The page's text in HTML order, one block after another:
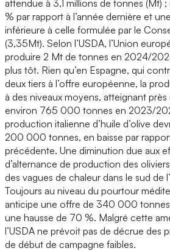
attendue à 3,1 millions de tonnes (Mt)
% par rapport à l’année dernière et
inférieure à celle formulée par le
(3,35Mt). Selon l’USDA, l’Union
produire 2 Mt de tonnes en 2024/
plus tôt. Rien qu’en Espagne, qui
deux tiers à l’offre européenne, la
à des niveaux moyens, atteignant
environ 765 000 tonnes en 2023/
production italienne d’huile d’olive
200 000 tonnes, en baisse par
précédente. Une diminution due aux
d’alternance de production des
des vagues de chaleur dans le sud de
Toujours au niveau du pourtour
anticipe une offre de 340 000
une hausse de 70 %. Malgré cette
l’USDA ne prévoit pas de décrue des
de début de campagne faibles.